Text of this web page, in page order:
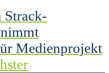
Medienprojekt